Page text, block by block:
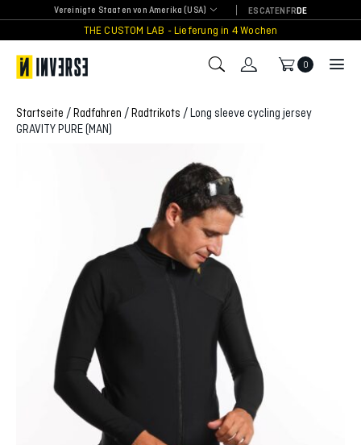
content
THE CUSTOM LAB - Lieferung in 4 Wochen
Vereinigte Staaten von Amerika (USA) ESCATENFRDE
0
Startseite / Radfahren / Radtrikots / Long sleeve cycling jersey
GRAVITY PURE (MAN)